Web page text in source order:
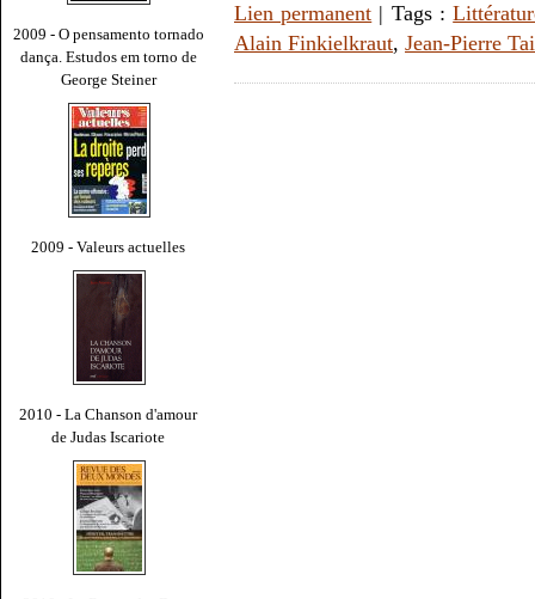
2009 - O pensamento tornado
dança. Estudos em torno de
George Steiner
2009 - Valeurs actuelles
2010 - La Chanson d'amour
de Judas Iscariote
Lien permanent | Tags :
Alain Finkielkraut, Jean-Pierre